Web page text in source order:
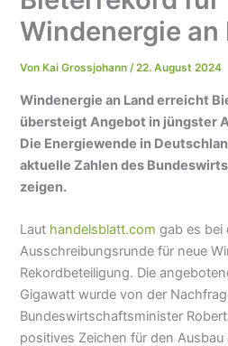
Windenergie an
Von Kai Grossjohann/22. August 2024
Windenergie an Land erreicht
übersteigt Angebot in jüngster
Die Energiewende in
aktuelle Zahlen des
zeigen.
Laut handelsblatt.com gab es bei
Ausschreibungsrunde für neue
Rekordbeteiligung. Die
Gigawatt wurde von der
Bundeswirtschaftsminister
positives Zeichen für den Ausbau